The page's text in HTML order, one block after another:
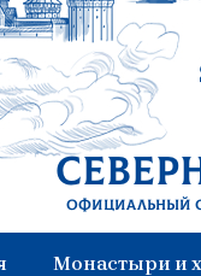
Официальный
Монастыри и